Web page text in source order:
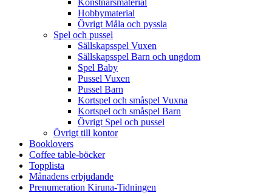
Konstnärsmaterial
Hobbymaterial
Övrigt Måla och pyssla
Spel och pussel
Sällskapsspel Vuxen
Sällskapsspel Barn och ungdom
Spel Baby
Pussel Vuxen
Pussel Barn
Kortspel och småspel Vuxna
Kortspel och småspel Barn
Övrigt Spel och pussel
Övrigt till kontor
Booklovers
Coffee table-böcker
Topplista
Månadens erbjudande
Prenumeration Kiruna-Tidningen